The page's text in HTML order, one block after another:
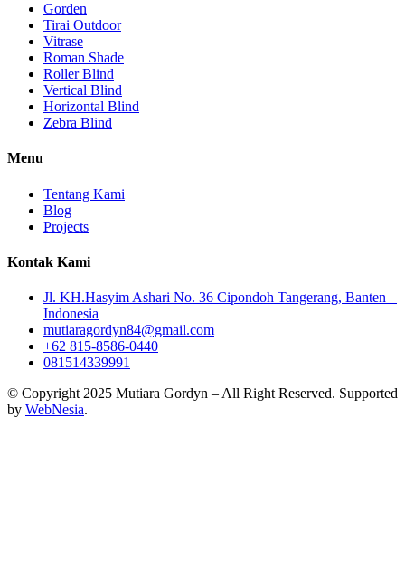
Gorden
Tirai Outdoor
Vitrase
Roman Shade
Roller Blind
Vertical Blind
Horizontal Blind
Zebra Blind
Menu
Tentang Kami
Blog
Projects
Kontak Kami
Jl. KH.Hasyim Ashari No. 36 Cipondoh Tangerang, Banten –
Indonesia
mutiaragordyn84@gmail.com
+62 815-8586-0440
081514339991
© Copyright 2025 Mutiara Gordyn – All Right Reserved. Supported
by WebNesia.